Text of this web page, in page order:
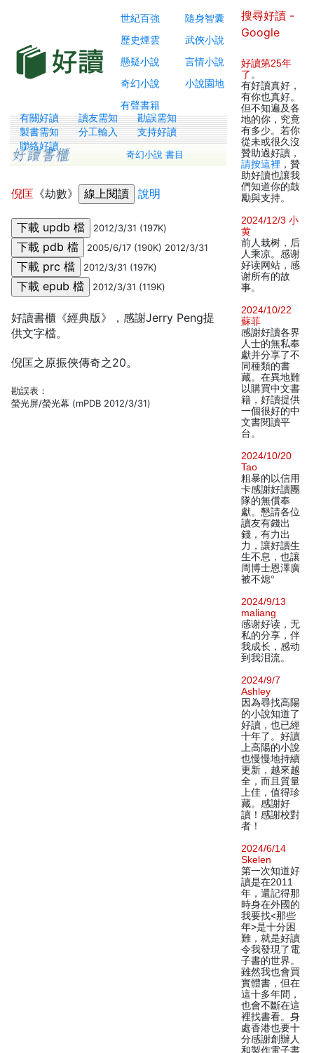
世紀百強
隨身智囊
歷史煙雲
武俠小說
懸疑小說
言情小說
奇幻小說
小說園地
有聲書籍
有關好讀 讀友需知
勘誤需知
製書需知
分工輸入
支持好讀
聯絡好讀
奇幻小說 書目
倪匡 《劫數》 說明
2012/3/31 (197K)
2005/6/17 (190K) 2012/3/31
2012/3/31 (197K)
2012/3/31 (119K)
好讀書櫃《經典版》，感謝Jerry Peng提
供文字檔。
倪匡之原振俠傳奇之20。
勘誤表：
螢光屏/螢光幕 (mPDB 2012/3/31)
搜尋好讀 -
Google
好讀第25年
了 。
有好讀真好，
有你也真好。
但不知遍及各
地的你，究竟
有多少。若你
從未或很久沒
贊助過好讀，
請按這裡 ，贊
助好讀也讓我
們知道你的鼓
勵與支持。
2024/12/3 小
黄
前人栽树，后
人乘凉。感谢
好读网站，感
谢所有的故
事。
2024/10/22
蘇菲
感謝好讀各界
人士的無私奉
獻并分享了不
同種類的書
藏。在異地難
以購買中文書
籍，好讀提供
一個很好的中
文書閱讀平
台。
2024/10/20
Tao
粗暴的以信用
卡感謝好讀團
隊的無償奉
獻。懇請各位
讀友有錢出
錢，有力出
力，讓好讀生
生不息，也讓
周博士恩澤廣
被不熄°
2024/9/13
maliang
感谢好读，无
私的分享，伴
我成长，感动
到我泪流。
2024/9/7
Ashley
因為尋找高陽
的小說知道了
好讀，也已經
十年了。好讀
上高陽的小說
也慢慢地持續
更新，越來越
全，而且質量
上佳，值得珍
藏。感謝好
讀！感謝校對
者！
2024/6/14
Skelen
第一次知道好
讀是在2011
年，還記得那
時身在外國的
我要找<那些
年>是十分困
難，就是好讀
令我發現了電
子書的世界。
雖然我也會買
實體書，但在
這十多年間，
也會不斷在這
裡找書看。身
處香港也要十
分感謝創辦人
和製作電子書